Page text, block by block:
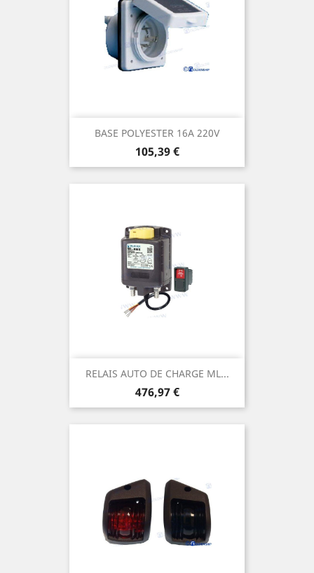
BASE POLYESTER 16A 220V
Prix
105,39 €
RELAIS AUTO DE CHARGE ML...
Prix
476,97 €